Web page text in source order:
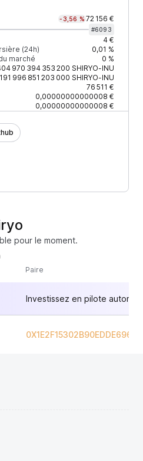
-3,56 % 72 156 €
#6093
4 €
(24h)
0,01 %
marché
0 %
970 394 353 200 SHIRYO-INU
996 851 203 000 SHIRYO-INU
76 511 €
0,00000000000008 €
0,00000000000008 €
pour le moment.
Paire
Investissez en pilote